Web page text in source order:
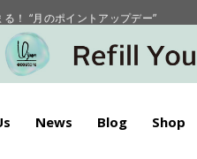
！ “月のポイントアップデー”
合わせと商品配送に関しまして
！ “月のポイントアップデー”
News Blog Shop